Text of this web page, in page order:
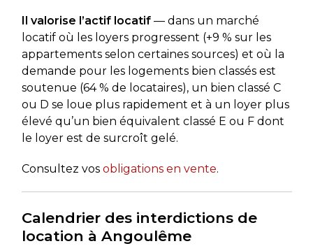
Il valorise l’actif locatif— dans un marché
locatif où les loyers progressent (+9 % sur les
appartements selon certaines sources) et où la
demande pour les logements bien classés est
soutenue (64 % de locataires), un bien classé C
ou D se loue plus rapidement et à un loyer plus
élevé qu’un bien équivalent classé E ou F dont
le loyer est de surcroît gelé.
Consultez vos obligations en vente.
Calendrier des interdictions de
location à Angoulême